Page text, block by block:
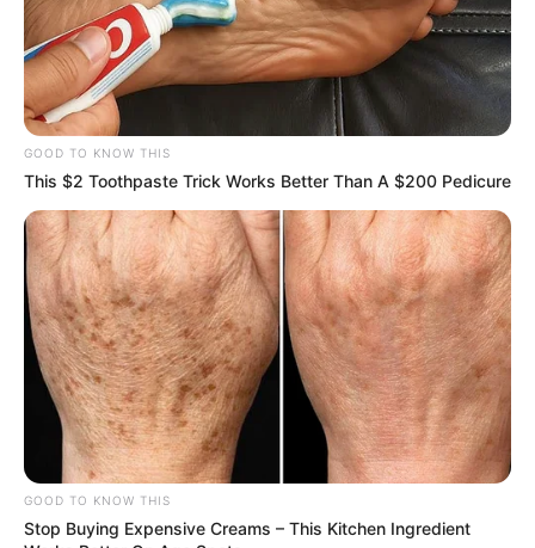
GOOD TO KNOW THIS
This $2 Toothpaste Trick Works Better Than A $200 Pedicure
GOOD TO KNOW THIS
Stop Buying Expensive Creams – This Kitchen Ingredient